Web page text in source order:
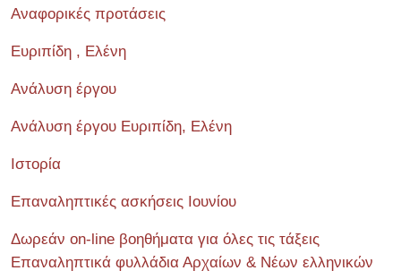
Αναφορικές προτάσεις
Ευριπίδη , Ελένη
Ανάλυση έργου
Ανάλυση έργου Ευριπίδη, Ελένη
Ιστορία
Επαναληπτικές ασκήσεις Ιουνίου
Δωρεάν on-line βοηθήματα για όλες τις τάξεις
Επαναληπτικά φυλλάδια Αρχαίων & Νέων ελληνικών